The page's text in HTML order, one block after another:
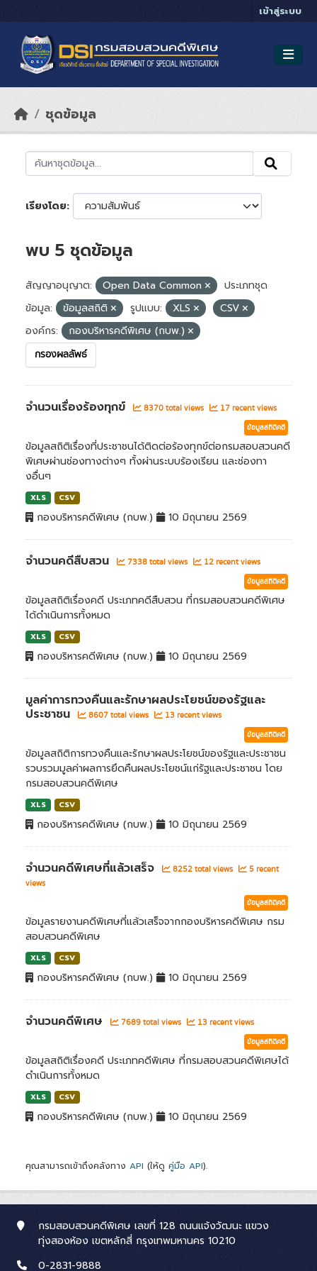
เข้าสู่ระบบ
ชุดข้อมูล
เรียงโดย
พบ 5 ชุดข้อมูล
สัญญาอนุญาต: Open Data Common
ประเภทชุด
ข้อมูล:
ข้อมูลสถิติ รูปแบบ: XLS
CSV
องค์กร:
กองบริหารคดีพิเศษ (กบพ.)
กรองผลลัพธ์
จำนวนเรื่องร้องทุกข์ 8370 total views 17 recent views
ข้อมูลสถิติคดี
ข้อมูลสถิติเรื่องที่ประชาชนได้ติดต่อร้องทุกข์ต่อกรมสอบสวนคดี
พิเศษผ่านช่องทางต่างๆ ทั้งผ่านระบบร้องเรียน และช่องทา
งอื่นๆ
XLS CSV
กองบริหารคดีพิเศษ (กบพ.) 10 มิถุนายน 2569
จำนวนคดีสืบสวน 7338 total views 12 recent views
ข้อมูลสถิติคดี
ข้อมูลสถิติเรื่องคดี ประเภทคดีสืบสวน ที่กรมสอบสวนคดีพิเศษ
ได้ดำเนินการทั้งหมด
XLS CSV
กองบริหารคดีพิเศษ (กบพ.) 10 มิถุนายน 2569
มูลค่าการทวงคืนและรักษาผลประโยชน์ของรัฐและ
ประชาชน
8607 total views 13 recent views
ข้อมูลสถิติคดี
ข้อมูลสถิติการทวงคืนและรักษาผลประโยชน์ของรัฐและประชาชน
รวบรวมมูลค่าผลการยึดคืนผลประโยชน์แก่รัฐและประชาชน โดย
กรมสอบสวนคดีพิเศษ
XLS CSV
กองบริหารคดีพิเศษ (กบพ.) 10 มิถุนายน 2569
จำนวนคดีพิเศษที่แล้วเสร็จ 8252 total views
5 recent
views
ข้อมูลสถิติคดี
ข้อมูลรายงานคดีพิเศษที่แล้วเสร็จจากกองบริหารคดีพิเศษ กรม
สอบสวนคดีพิเศษ
XLS CSV
กองบริหารคดีพิเศษ (กบพ.) 10 มิถุนายน 2569
จำนวนคดีพิเศษ 7689 total views 13 recent views
ข้อมูลสถิติคดี
ข้อมูลสถิติเรื่องคดี ประเภทคดีพิเศษ ที่กรมสอบสวนคดีพิเศษได้
ดำเนินการทั้งหมด
XLS CSV
กองบริหารคดีพิเศษ (กบพ.) 10 มิถุนายน 2569
คุณสามารถเข้าถึงคลังทาง API (ให้ดู คู่มือ API).
กรมสอบสวนคดีพิเศษ เลขที่ 128 ถนนแจ้งวัฒนะ แขวง
ทุ่งสองห้อง เขตหลักสี่ กรุงเทพมหานคร 10210
0-2831-9888